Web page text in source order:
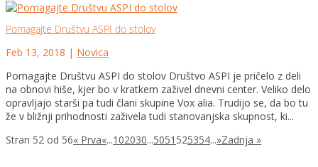
Pomagajte Društvu ASPI do stolov
Feb 13, 2018 | Novica
Pomagajte Društvu ASPI do stolov Društvo ASPI je pričelo z deli
na obnovi hiše, kjer bo v kratkem zaživel dnevni center. Veliko delo
opravljajo starši pa tudi člani skupine Vox alia. Trudijo se, da bo tu
že v bližnji prihodnosti zaživela tudi stanovanjska skupnost, ki...
Stran 52 od 56« Prva«...102030...5051 525354...»Zadnja »